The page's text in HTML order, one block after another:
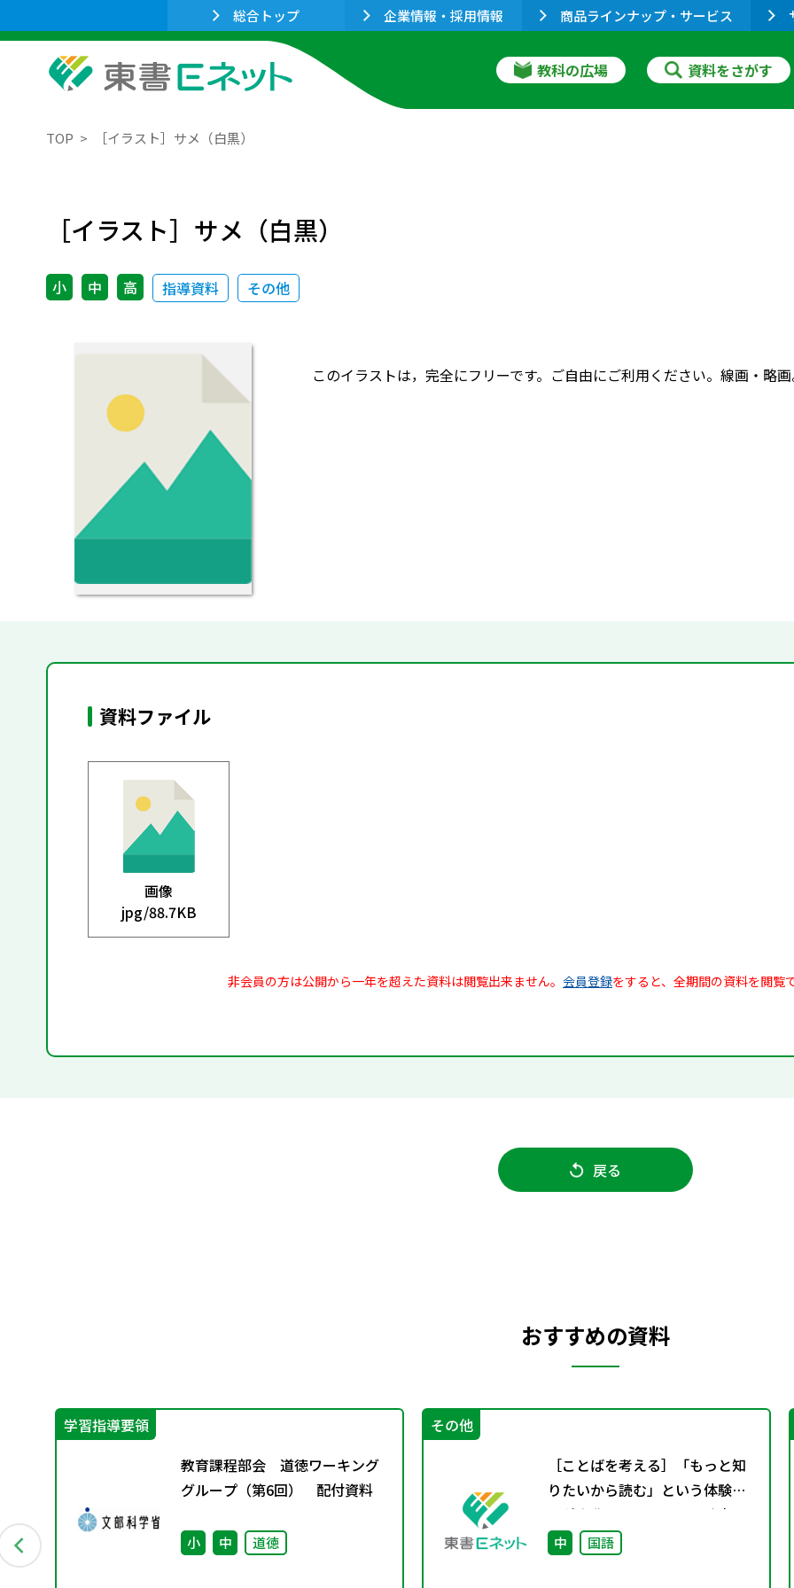
総合トップ 企業情報・採用情報 商品ラインナップ・サービス
教科の広場 資料をさがす
TOP ［イラスト］サメ（白黒）
［イラスト］サメ（白黒）
小 中 高 指導資料 その他
このイラストは，完全にフリーです。ご自由にご利用ください。線画・略画
資料ファイル
画像
jpg/88.7KB
非会員の方は公開から一年を超えた資料は閲覧出来ません。 会員登録をすると、全期間の資料を閲覧
戻る
おすすめの資料
学習指導要領
教育課程部会 道徳ワーキング
グループ（第6回） 配付資料
小 中 道徳
その他
［ことばを考える］「もっと知
りたいから読む」という体験〜
百科事典からはじめる、読書の
入り口〜
中 国語